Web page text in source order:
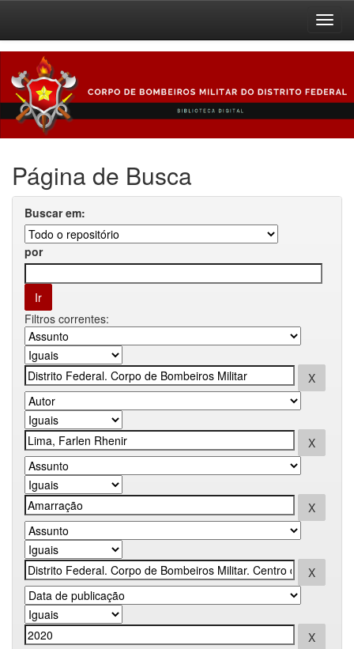
navigation
Página de Busca
Buscar em:
por
Filtros correntes: